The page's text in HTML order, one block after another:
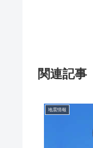
関連記事
地震情報